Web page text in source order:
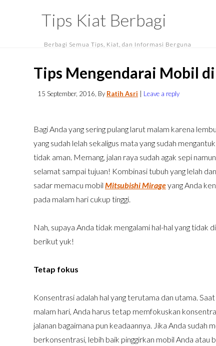
Tips Kiat Berbagi
Berbagi Semua Tips, Kiat, dan Informasi Berguna
Tips Mengendarai Mobil
15 September, 2016 , By Ratih Asri Leave a reply
Bagi Anda yang sering pulang larut malam karena
yang sudah lelah sekaligus mata yang sudah
tidak aman. Memang, jalan raya sudah agak sepi
selamat sampai tujuan! Kombinasi tubuh yang lelah
sadar memacu mobil Mitsubishi Mirageyang Anda
pada malam hari cukup tinggi.
Nah, supaya Anda tidak mengalami hal-hal yang tidak
berikut yuk!
Tetap fokus
Konsentrasi adalah hal yang terutama dan utama.
malam hari, Anda harus tetap memfokuskan
jalanan bagaimana pun keadaannya. Jika Anda sudah
berkonsentrasi, lebih baik pinggirkan mobil Anda atau